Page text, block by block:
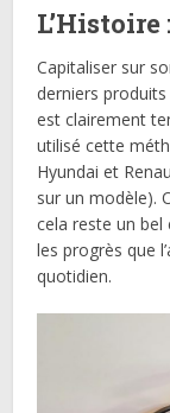
Capitaliser sur
derniers
est clairement
utilisé cette
Hyundai et
sur un modèle).
cela reste un bel
les progrès que
quotidien.